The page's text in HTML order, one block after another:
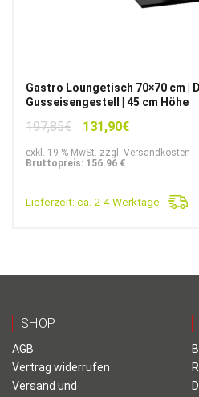
Gastro Loungetisch 70×70 cm |
Gusseisengestell | 45 cm Höhe
197,85€
Ursprünglicher
war:
131,90€Aktueller
ist:
exkl. 19 % MwSt. zzgl. Versandkosten
Bruttopreis: 156.96 €
Lieferzeit: ca. 2-4 Werktage
SHOP
AGB
Vertrag widerrufen
Versand und